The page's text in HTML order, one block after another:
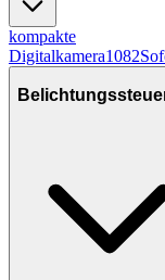
kompakte
Digitalkamera1082